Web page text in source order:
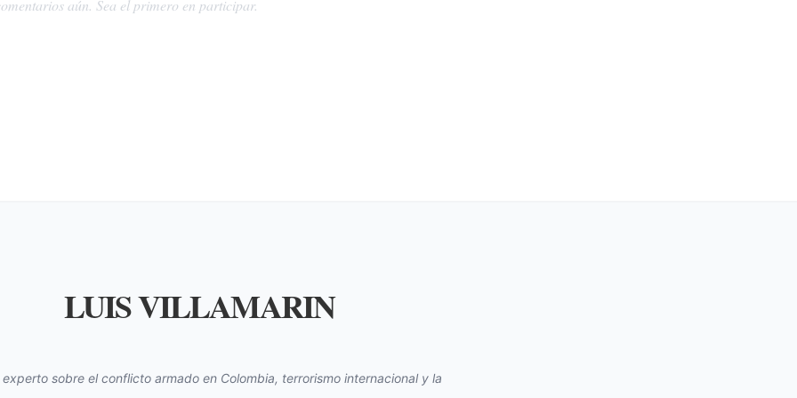
aún. Sea el primero en participar.
LUIS VILLAMARIN
experto sobre el conflicto armado en Colombia, terrorismo internacional y la